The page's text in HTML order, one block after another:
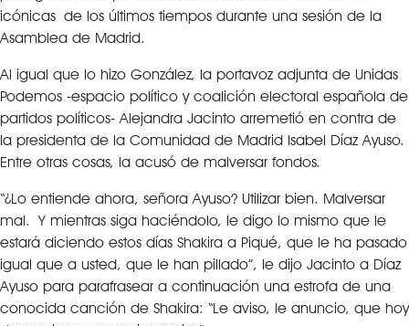
icónicas de los últimos tiempos durante una sesión de la
Asamblea de Madrid.
Al igual que lo hizo González, la portavoz adjunta de Unidas
Podemos -espacio político y coalición electoral española de
partidos políticos- Alejandra Jacinto arremetió en contra de
la presidenta de la Comunidad de Madrid Isabel Díaz Ayuso.
Entre otras cosas, la acusó de malversar fondos.
“¿Lo entiende ahora, señora Ayuso? Utilizar bien. Malversar
mal. Y mientras siga haciéndolo, le digo lo mismo que le
estará diciendo estos días Shakira a Piqué, que le ha pasado
igual que a usted, que le han pillado”, le dijo Jacinto a Díaz
Ayuso para parafrasear a continuación una estrofa de una
conocida canción de Shakira: “Le aviso, le anuncio, que hoy